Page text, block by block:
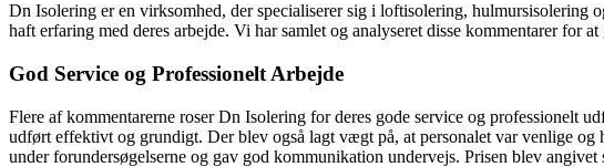
Dn Isolering er en virksomhed, der specialiserer sig i loftisolering, hulmursisolering
haft erfaring med deres arbejde. Vi har samlet og analyseret disse kommentarer
God Service og Professionelt Arbejde
Flere af kommentarerne roser Dn Isolering for deres gode service og professionelt
udført effektivt og grundigt. Der blev også lagt vægt på, at personalet var venlige
under forundersøgelserne og gav god kommunikation undervejs. Prisen blev